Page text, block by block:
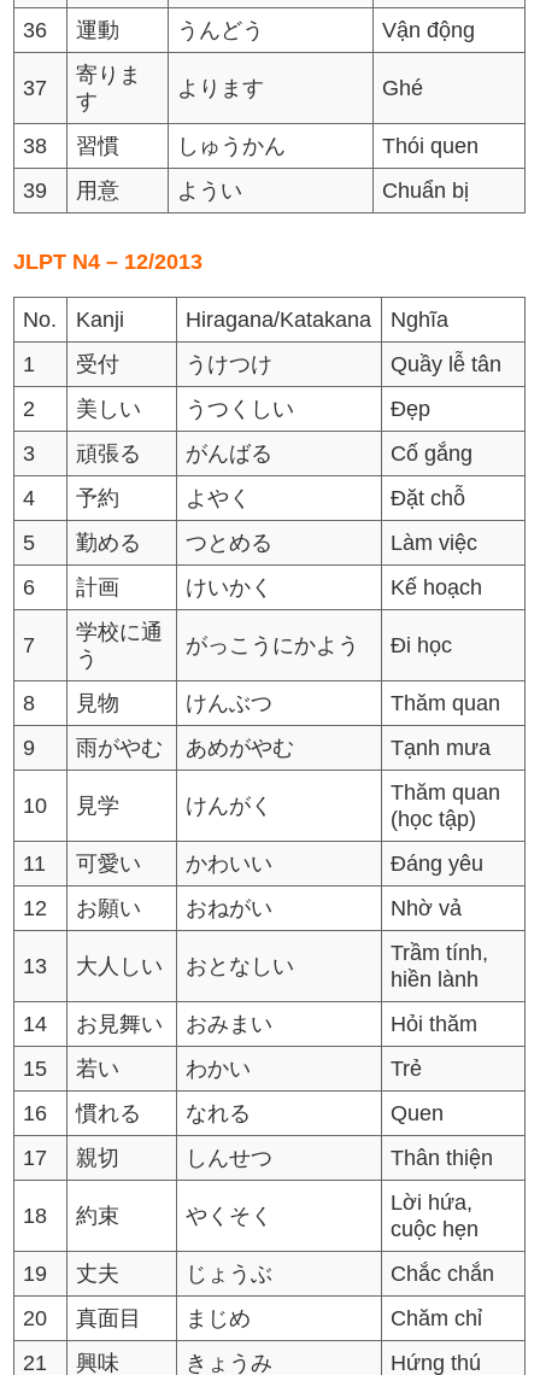
36
運動 うんどう Vận động
37
寄りま
す
よります Ghé
38 習慣 しゅうかん
Thói quen
39
用意 ようい Chuẩn bị
JLPT N4 – 12/2013
No. Kanji Hiragana/Katakana
Nghĩa
1
受付 うけつけ
Quầy lễ tân
2
美しい うつくしい
Đẹp
3
頑張る がんばる
Cố gắng
4
予約 よやく
Đặt chỗ
5
勤める つとめる
Làm việc
6
計画 けいかく Kế hoạch
7
学校に通
う
がっこうにかよう Đi học
8 見物 けんぶつ
Thăm quan
9
雨がやむ あめがやむ Tạnh mưa
10 見学 けんがく
Thăm quan
(học tập)
11
可愛い かわいい
Đáng yêu
12
お願い おねがい Nhờ vả
13 大人しい おとなしい
Trầm tính,
hiền lành
14
お見舞い おみまい
Hỏi thăm
15
若い わかい
Trẻ
16
慣れる なれる
Quen
17
親切 しんせつ Thân thiện
18 約束 やくそく
Lời hứa,
cuộc hẹn
19
丈夫 じょうぶ
Chắc chắn
20
真面目 まじめ
Chăm chỉ
21
興味 きょうみ Hứng thú